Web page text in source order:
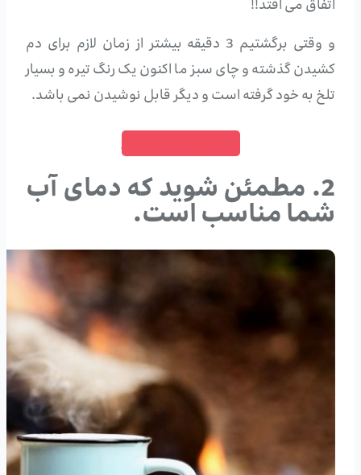
اتفاق می افتد!!
و وقتی برگشتیم 3 دقیقه بیشتر از زمان لازم برای دم
کشیدن گذشته و چای سبز ما اکنون یک رنگ تیره و بسیار
تلخ به خود گرفته است و دیگر قابل نوشیدن نمی باشد.
خرید چای ماسالا
2. مطمئن شوید که دمای آب
شما مناسب است.